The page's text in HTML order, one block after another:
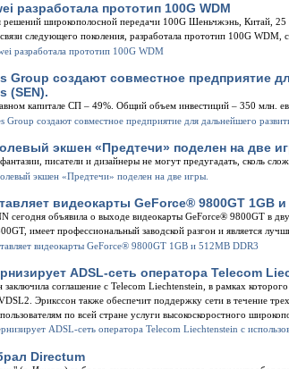
разработала прототип 100G WDM
решений широкополосной передачи 100G Шеньчжэнь, Китай,
следующего поколения, разработала прототип 100G
Group создают совместное предприятие
(SEN).
капитале СП – 49%. Общий объем инвестиций – 350 млн.
экшен «Предтечи» поделен на две
фантазии, писатели и дизайнеры не могут предугадать, сколь
видеокарты GeForce® 9800GT 1GB и
сегодня объявила о выходе видеокарты GeForce® 9800GT в
имеет профессиональный заводской разгон и является
ADSL-cеть оператора Telecom
соглашение с Telecom Liechtenstein, в рамках
Эрикссон также обеспечит поддержку сети в течение
по всей стране услуги высокоскоростного
Directum